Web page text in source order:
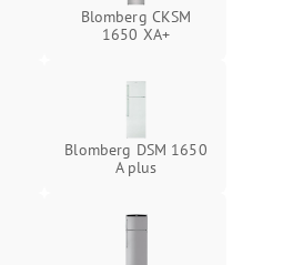
Blomberg CKSM
1650 XA+
Blomberg DSM 1650
A plus